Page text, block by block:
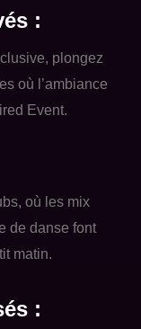
:
plongez
où l’ambiance
Event.
où les mix
de danse font
matin.
: